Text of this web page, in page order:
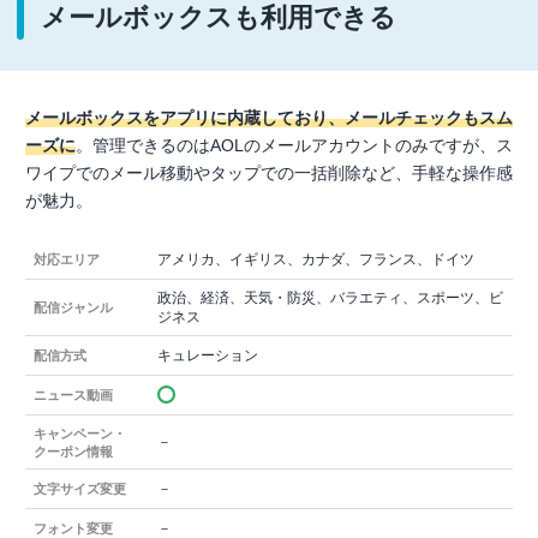
メールボックスも利用できる
メールボックスをアプリに内蔵しており、メールチェックもスム
ーズに。管理できるのはAOLのメールアカウントのみですが、ス
ワイプでのメール移動やタップでの一括削除など、手軽な操作感
が魅力。
対応エリア アメリカ、イギリス、カナダ、フランス、ドイツ
配信ジャンル
政治、経済、天気・防災、バラエティ、スポーツ、ビ
ジネス
配信方式 キュレーション
ニュース動画
キャンペーン・
クーポン情報
－
文字サイズ変更 －
フォント変更 －